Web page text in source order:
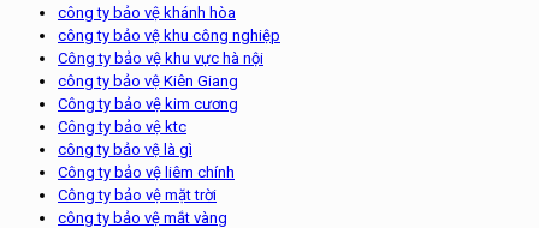
công ty bảo vệ khánh hòa
công ty bảo vệ khu công nghiệp
Công ty bảo vệ khu vực hà nội
công ty bảo vệ Kiên Giang
Công ty bảo vệ kim cương
Công ty bảo vệ ktc
công ty bảo vệ là gì
Công ty bảo vệ liêm chính
Công ty bảo vệ mặt trời
công ty bảo vệ mắt vàng